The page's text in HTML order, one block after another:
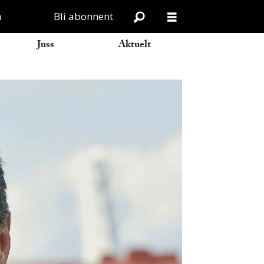
Bli abonnent
Juss Aktuelt